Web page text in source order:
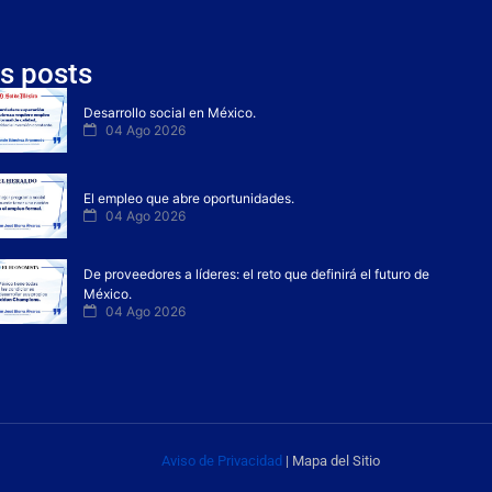
posts
Desarrollo social en México.
04 Ago 2026
El empleo que abre oportunidades.
04 Ago 2026
De proveedores a líderes: el reto que definirá el futuro de
México.
04 Ago 2026
Aviso de Privacidad | Mapa del Sitio